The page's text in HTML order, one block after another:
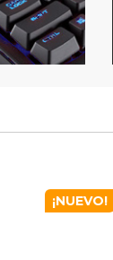
¡NUEVO!